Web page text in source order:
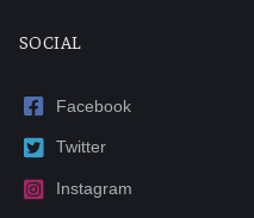
SOCIAL
Facebook
Twitter
Instagram